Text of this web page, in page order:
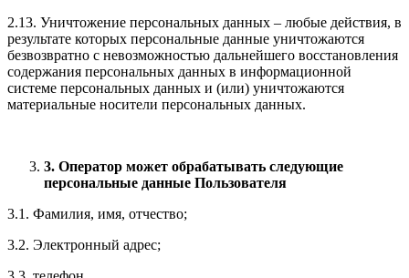
2.13. Уничтожение персональных данных – любые действия, в
результате которых персональные данные уничтожаются
безвозвратно с невозможностью дальнейшего восстановления
содержания персональных данных в информационной
системе персональных данных и (или) уничтожаются
материальные носители персональных данных.
3. Оператор может обрабатывать следующие
персональные данные Пользователя
3.1. Фамилия, имя, отчество;
3.2. Электронный адрес;